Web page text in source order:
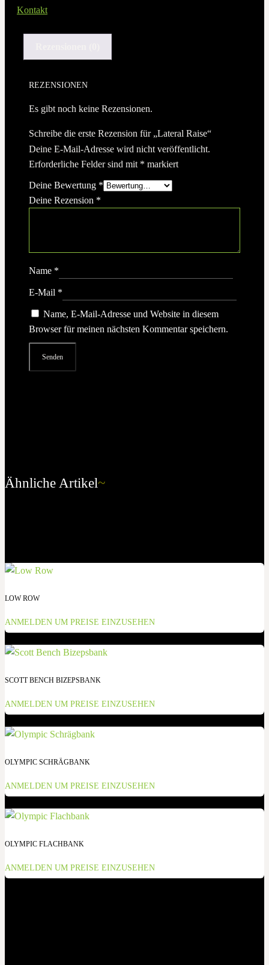
Kontakt
REZENSIONEN
Es gibt noch keine Rezensionen.
Schreibe die erste Rezension für „Lateral Raise“
Deine E-Mail-Adresse wird nicht veröffentlicht.
Erforderliche Felder sind mit * markiert
Deine Bewertung *
Deine Rezension *
Name *
E-Mail *
Name, E-Mail-Adresse und Website in diesem
Browser für meinen nächsten Kommentar speichern.
Ähnliche Artikel~
LOW ROW
ANMELDEN UM PREISE EINZUSEHEN
SCOTT BENCH BIZEPSBANK
ANMELDEN UM PREISE EINZUSEHEN
OLYMPIC SCHRÄGBANK
ANMELDEN UM PREISE EINZUSEHEN
OLYMPIC FLACHBANK
ANMELDEN UM PREISE EINZUSEHEN